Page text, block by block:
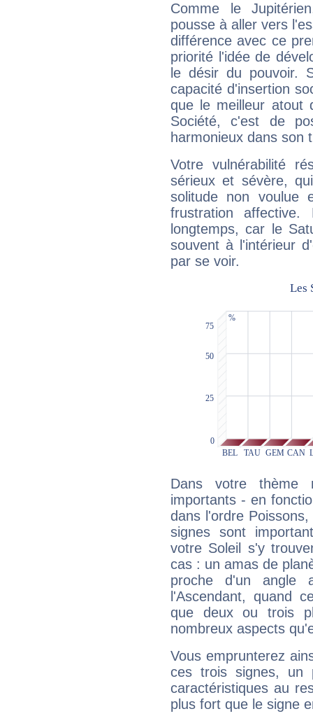
Comme le
pousse à aller vers
différence avec ce
priorité l'idée de
le désir du pouvoir.
capacité d'insertion
que le meilleur atout
Société, c'est de
harmonieux dans son
Votre vulnérabilité
sérieux et sévère,
solitude non voulue
frustration
longtemps, car le
souvent à l'intérieur
par se voir.
Dans votre thème
importants - en
dans l'ordre
signes sont
votre Soleil s'y
cas : un amas de
proche d'un
l'Ascendant, quand
que deux ou trois
nombreux aspects
Vous emprunterez
ces trois signes, un
caractéristiques au
plus fort que le signe